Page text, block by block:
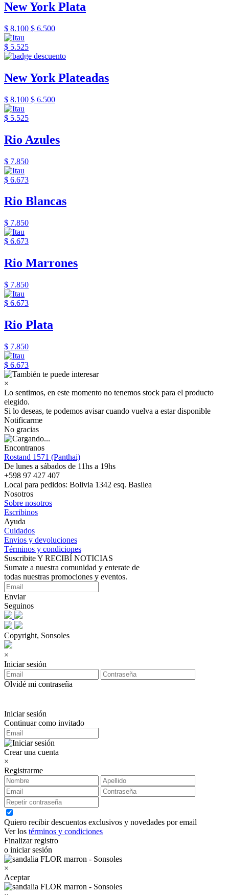
New York Plata
$ 8.100 $ 6.500
$ 5.525
New York Plateadas
$ 8.100 $ 6.500
$ 5.525
Rio Azules
$ 7.850
$ 6.673
Rio Blancas
$ 7.850
$ 6.673
Rio Marrones
$ 7.850
$ 6.673
Rio Plata
$ 7.850
$ 6.673
×
Lo sentimos, en este momento no tenemos stock para el producto
elegido.
Si lo deseas, te podemos avisar cuando vuelva a estar disponible
Notificarme
No gracias
Encontranos
Rostand 1571 (Panthai)
De lunes a sábados de 11hs a 19hs
+598 97 427 407
Local para pedidos: Bolivia 1342 esq. Basilea
Nosotros
Sobre nosotros
Escribinos
Ayuda
Cuidados
Envios y devoluciones
Términos y condiciones
Suscribite Y RECIBÍ NOTICIAS
Sumate a nuestra comunidad y enterate de
todas nuestras promociones y eventos.
Enviar
Seguinos
Copyright, Sonsoles
×
Iniciar sesión
Olvidé mi contraseña
Iniciar sesión
Continuar como invitado
Crear una cuenta
×
Registrarme
Quiero recibir descuentos exclusivos y novedades por email
Ver los términos y condiciones
Finalizar registro
o iniciar sesión
×
Aceptar